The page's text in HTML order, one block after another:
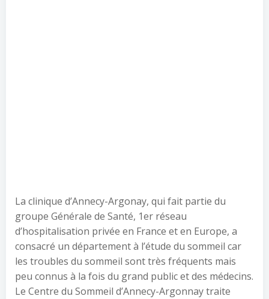
La clinique d’Annecy-Argonay, qui fait partie du
groupe Générale de Santé, 1er réseau
d’hospitalisation privée en France et en Europe, a
consacré un département à l’étude du sommeil car
les troubles du sommeil sont très fréquents mais
peu connus à la fois du grand public et des médecins.
Le Centre du Sommeil d’Annecy-Argonnay traite